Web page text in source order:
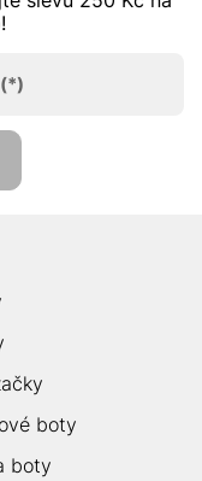
(*)
boty
boty